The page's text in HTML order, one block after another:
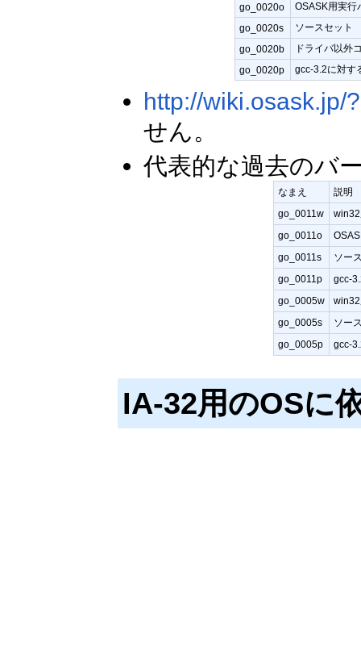
go_0020o OSASK用実行
go_0020s ソースセット
go_0020b ドライバ以外
go_0020p gcc-3.2に対す
http://wiki.osask.jp/
せん。
代表的な過去のバ
なまえ 説明
go_0011w
go_0011o
go_0011s ソー
go_0011p gcc-
go_0005w
go_0005s ソー
go_0005p gcc-
IA-32用のOSに